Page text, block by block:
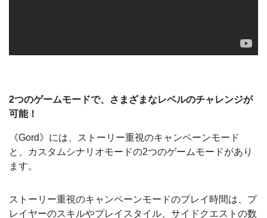
2つのゲームモードで、さまざまなレベルのチャレンジが
可能！
《Gord》には、ストーリー重視のキャンペーンモード
と、カスタムシナリオモードの2つのゲームモードがあり
ます。
ストーリー重視のキャンペーンモードのプレイ時間は、プ
レイヤーのスキルやプレイスタイル、サイドクエストの数